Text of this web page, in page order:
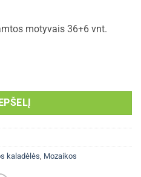
motyvais 36+6 vnt.
Gamta 36+6 vnt.
kaladėlės Mozaikos